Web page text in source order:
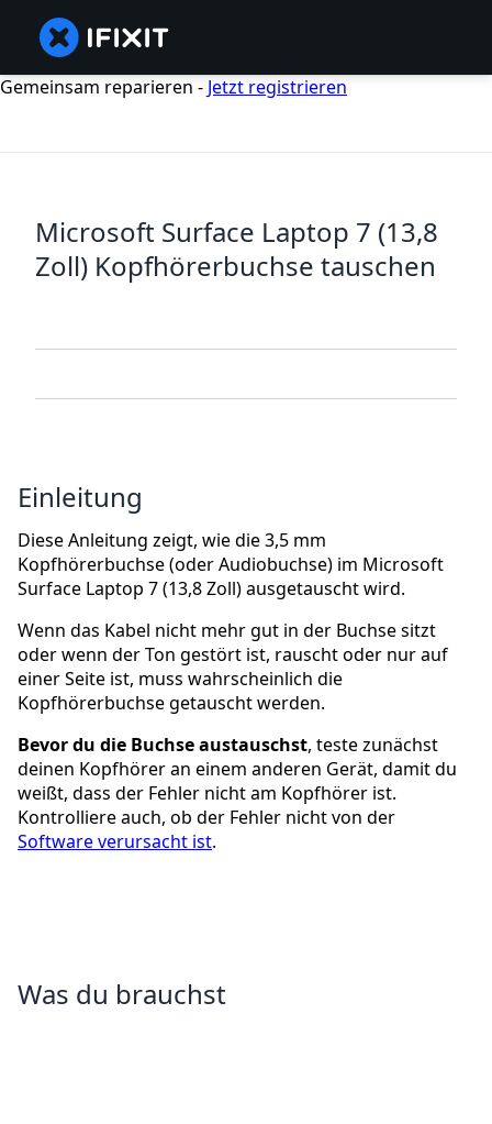
Gemeinsam reparieren - Jetzt registrieren
Microsoft Surface Laptop 7 (13,8
Zoll) Kopfhörerbuchse tauschen
Einleitung
Diese Anleitung zeigt, wie die 3,5 mm
Kopfhörerbuchse (oder Audiobuchse) im Microsoft
Surface Laptop 7 (13,8 Zoll) ausgetauscht wird.
Wenn das Kabel nicht mehr gut in der Buchse sitzt
oder wenn der Ton gestört ist, rauscht oder nur auf
einer Seite ist, muss wahrscheinlich die
Kopfhörerbuchse getauscht werden.
Bevor du die Buchse austauschst, teste zunächst
deinen Kopfhörer an einem anderen Gerät, damit du
weißt, dass der Fehler nicht am Kopfhörer ist.
Kontrolliere auch, ob der Fehler nicht von der
Software verursacht ist.
Was du brauchst